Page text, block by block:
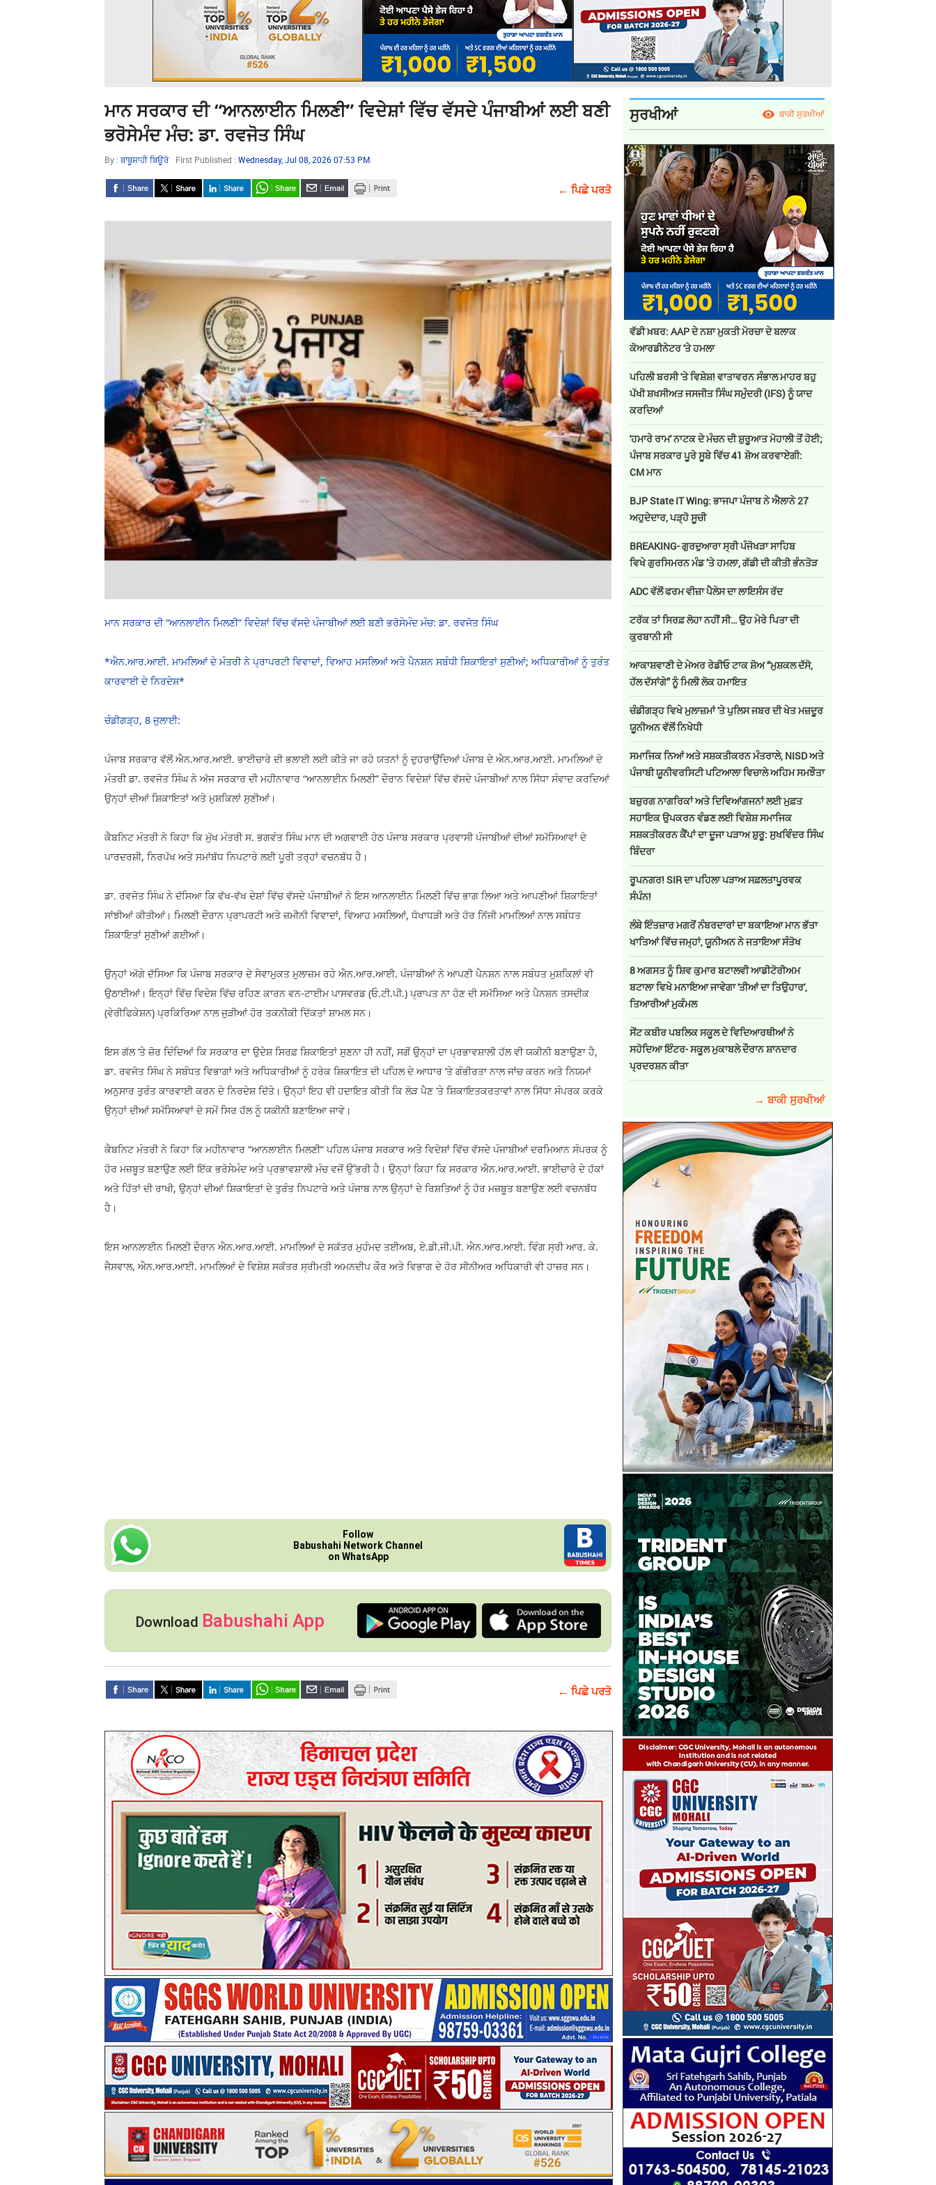
ਮਾਨ ਸਰਕਾਰ ਦੀ “ਆਨਲਾਈਨ ਮਿਲਣੀ” ਵਿਦੇਸ਼ਾਂ ਵਿੱਚ ਵੱਸਦੇ ਪੰਜਾਬੀਆਂ ਲਈ ਬਣੀ
ਭਰੋਸੇਮੰਦ ਮੰਚ: ਡਾ. ਰਵਜੋਤ ਸਿੰਘ
By : ਬਾਬੂਸ਼ਾਹੀ ਬਿਊਰੋ First Published : Wednesday, Jul 08, 2026 07:53 PM
← ਪਿਛੇ ਪਰਤੋ
ਮਾਨ ਸਰਕਾਰ ਦੀ “ਆਨਲਾਈਨ ਮਿਲਣੀ” ਵਿਦੇਸ਼ਾਂ ਵਿੱਚ ਵੱਸਦੇ ਪੰਜਾਬੀਆਂ ਲਈ ਬਣੀ ਭਰੋਸੇਮੰਦ ਮੰਚ: ਡਾ. ਰਵਜੋਤ ਸਿੰਘ
*ਐਨ.ਆਰ.ਆਈ. ਮਾਮਲਿਆਂ ਦੇ ਮੰਤਰੀ ਨੇ ਪ੍ਰਾਪਰਟੀ ਵਿਵਾਦਾਂ, ਵਿਆਹ ਮਸਲਿਆਂ ਅਤੇ ਪੈਨਸ਼ਨ ਸਬੰਧੀ ਸ਼ਿਕਾਇਤਾਂ ਸੁਣੀਆਂ; ਅਧਿਕਾਰੀਆਂ ਨੂੰ ਤੁਰੰਤ
ਕਾਰਵਾਈ ਦੇ ਨਿਰਦੇਸ਼*
ਚੰਡੀਗੜ੍ਹ, 8 ਜੁਲਾਈ:
ਪੰਜਾਬ ਸਰਕਾਰ ਵੱਲੋਂ ਐਨ.ਆਰ.ਆਈ. ਭਾਈਚਾਰੇ ਦੀ ਭਲਾਈ ਲਈ ਕੀਤੇ ਜਾ ਰਹੇ ਯਤਨਾਂ ਨੂੰ ਦੁਹਰਾਉਂਦਿਆਂ ਪੰਜਾਬ ਦੇ ਐਨ.ਆਰ.ਆਈ. ਮਾਮਲਿਆਂ ਦੇ
ਮੰਤਰੀ ਡਾ. ਰਵਜੋਤ ਸਿੰਘ ਨੇ ਅੱਜ ਸਰਕਾਰ ਦੀ ਮਹੀਨਾਵਾਰ “ਆਨਲਾਈਨ ਮਿਲਣੀ” ਦੌਰਾਨ ਵਿਦੇਸ਼ਾਂ ਵਿੱਚ ਵੱਸਦੇ ਪੰਜਾਬੀਆਂ ਨਾਲ ਸਿੱਧਾ ਸੰਵਾਦ ਕਰਦਿਆਂ
ਉਨ੍ਹਾਂ ਦੀਆਂ ਸ਼ਿਕਾਇਤਾਂ ਅਤੇ ਮੁਸ਼ਕਿਲਾਂ ਸੁਣੀਆਂ।
ਕੈਬਨਿਟ ਮੰਤਰੀ ਨੇ ਕਿਹਾ ਕਿ ਮੁੱਖ ਮੰਤਰੀ ਸ. ਭਗਵੰਤ ਸਿੰਘ ਮਾਨ ਦੀ ਅਗਵਾਈ ਹੇਠ ਪੰਜਾਬ ਸਰਕਾਰ ਪ੍ਰਵਾਸੀ ਪੰਜਾਬੀਆਂ ਦੀਆਂ ਸਮੱਸਿਆਵਾਂ ਦੇ
ਪਾਰਦਰਸ਼ੀ, ਨਿਰਪੱਖ ਅਤੇ ਸਮਾਂਬੱਧ ਨਿਪਟਾਰੇ ਲਈ ਪੂਰੀ ਤਰ੍ਹਾਂ ਵਚਨਬੱਧ ਹੈ।
ਡਾ. ਰਵਜੋਤ ਸਿੰਘ ਨੇ ਦੱਸਿਆ ਕਿ ਵੱਖ-ਵੱਖ ਦੇਸ਼ਾਂ ਵਿੱਚ ਵੱਸਦੇ ਪੰਜਾਬੀਆਂ ਨੇ ਇਸ ਆਨਲਾਈਨ ਮਿਲਣੀ ਵਿੱਚ ਭਾਗ ਲਿਆ ਅਤੇ ਆਪਣੀਆਂ ਸ਼ਿਕਾਇਤਾਂ
ਸਾਂਝੀਆਂ ਕੀਤੀਆਂ। ਮਿਲਣੀ ਦੌਰਾਨ ਪ੍ਰਾਪਰਟੀ ਅਤੇ ਜ਼ਮੀਨੀ ਵਿਵਾਦਾਂ, ਵਿਆਹ ਮਸਲਿਆਂ, ਧੋਖਾਧੜੀ ਅਤੇ ਹੋਰ ਨਿੱਜੀ ਮਾਮਲਿਆਂ ਨਾਲ ਸਬੰਧਤ
ਸ਼ਿਕਾਇਤਾਂ ਸੁਣੀਆਂ ਗਈਆਂ।
ਉਨ੍ਹਾਂ ਅੱਗੇ ਦੱਸਿਆ ਕਿ ਪੰਜਾਬ ਸਰਕਾਰ ਦੇ ਸੇਵਾਮੁਕਤ ਮੁਲਾਜ਼ਮ ਰਹੇ ਐਨ.ਆਰ.ਆਈ. ਪੰਜਾਬੀਆਂ ਨੇ ਆਪਣੀ ਪੈਨਸ਼ਨ ਨਾਲ ਸਬੰਧਤ ਮੁਸ਼ਕਿਲਾਂ ਵੀ
ਉਠਾਈਆਂ। ਇਨ੍ਹਾਂ ਵਿੱਚ ਵਿਦੇਸ਼ ਵਿੱਚ ਰਹਿਣ ਕਾਰਨ ਵਨ-ਟਾਈਮ ਪਾਸਵਰਡ (ਓ.ਟੀ.ਪੀ.) ਪ੍ਰਾਪਤ ਨਾ ਹੋਣ ਦੀ ਸਮੱਸਿਆ ਅਤੇ ਪੈਨਸ਼ਨ ਤਸਦੀਕ
(ਵੇਰੀਫਿਕੇਸ਼ਨ) ਪ੍ਰਕਿਰਿਆ ਨਾਲ ਜੁੜੀਆਂ ਹੋਰ ਤਕਨੀਕੀ ਦਿੱਕਤਾਂ ਸ਼ਾਮਲ ਸਨ।
ਇਸ ਗੱਲ ’ਤੇ ਜ਼ੋਰ ਦਿੰਦਿਆਂ ਕਿ ਸਰਕਾਰ ਦਾ ਉਦੇਸ਼ ਸਿਰਫ਼ ਸ਼ਿਕਾਇਤਾਂ ਸੁਣਨਾ ਹੀ ਨਹੀਂ, ਸਗੋਂ ਉਨ੍ਹਾਂ ਦਾ ਪ੍ਰਭਾਵਸ਼ਾਲੀ ਹੱਲ ਵੀ ਯਕੀਨੀ ਬਣਾਉਣਾ ਹੈ,
ਡਾ. ਰਵਜੋਤ ਸਿੰਘ ਨੇ ਸਬੰਧਤ ਵਿਭਾਗਾਂ ਅਤੇ ਅਧਿਕਾਰੀਆਂ ਨੂੰ ਹਰੇਕ ਸ਼ਿਕਾਇਤ ਦੀ ਪਹਿਲ ਦੇ ਆਧਾਰ ’ਤੇ ਗੰਭੀਰਤਾ ਨਾਲ ਜਾਂਚ ਕਰਨ ਅਤੇ ਨਿਯਮਾਂ
ਅਨੁਸਾਰ ਤੁਰੰਤ ਕਾਰਵਾਈ ਕਰਨ ਦੇ ਨਿਰਦੇਸ਼ ਦਿੱਤੇ। ਉਨ੍ਹਾਂ ਇਹ ਵੀ ਹਦਾਇਤ ਕੀਤੀ ਕਿ ਲੋੜ ਪੈਣ ’ਤੇ ਸ਼ਿਕਾਇਤਕਰਤਾਵਾਂ ਨਾਲ ਸਿੱਧਾ ਸੰਪਰਕ ਕਰਕੇ
ਉਨ੍ਹਾਂ ਦੀਆਂ ਸਮੱਸਿਆਵਾਂ ਦੇ ਸਮੇਂ ਸਿਰ ਹੱਲ ਨੂੰ ਯਕੀਨੀ ਬਣਾਇਆ ਜਾਵੇ।
ਕੈਬਨਿਟ ਮੰਤਰੀ ਨੇ ਕਿਹਾ ਕਿ ਮਹੀਨਾਵਾਰ “ਆਨਲਾਈਨ ਮਿਲਣੀ” ਪਹਿਲ ਪੰਜਾਬ ਸਰਕਾਰ ਅਤੇ ਵਿਦੇਸ਼ਾਂ ਵਿੱਚ ਵੱਸਦੇ ਪੰਜਾਬੀਆਂ ਦਰਮਿਆਨ ਸੰਪਰਕ ਨੂੰ
ਹੋਰ ਮਜ਼ਬੂਤ ਬਣਾਉਣ ਲਈ ਇੱਕ ਭਰੋਸੇਮੰਦ ਅਤੇ ਪ੍ਰਭਾਵਸ਼ਾਲੀ ਮੰਚ ਵਜੋਂ ਉੱਭਰੀ ਹੈ। ਉਨ੍ਹਾਂ ਕਿਹਾ ਕਿ ਸਰਕਾਰ ਐਨ.ਆਰ.ਆਈ. ਭਾਈਚਾਰੇ ਦੇ ਹੱਕਾਂ
ਅਤੇ ਹਿੱਤਾਂ ਦੀ ਰਾਖੀ, ਉਨ੍ਹਾਂ ਦੀਆਂ ਸ਼ਿਕਾਇਤਾਂ ਦੇ ਤੁਰੰਤ ਨਿਪਟਾਰੇ ਅਤੇ ਪੰਜਾਬ ਨਾਲ ਉਨ੍ਹਾਂ ਦੇ ਰਿਸ਼ਤਿਆਂ ਨੂੰ ਹੋਰ ਮਜ਼ਬੂਤ ਬਣਾਉਣ ਲਈ ਵਚਨਬੱਧ
ਹੈ।
ਇਸ ਆਨਲਾਈਨ ਮਿਲਣੀ ਦੌਰਾਨ ਐਨ.ਆਰ.ਆਈ. ਮਾਮਲਿਆਂ ਦੇ ਸਕੱਤਰ ਮੁਹੰਮਦ ਤਈਅਬ, ਏ.ਡੀ.ਜੀ.ਪੀ. ਐਨ.ਆਰ.ਆਈ. ਵਿੰਗ ਸ੍ਰੀ ਆਰ. ਕੇ.
ਜੈਸਵਾਲ, ਐਨ.ਆਰ.ਆਈ. ਮਾਮਲਿਆਂ ਦੇ ਵਿਸ਼ੇਸ਼ ਸਕੱਤਰ ਸ੍ਰੀਮਤੀ ਅਮਨਦੀਪ ਕੌਰ ਅਤੇ ਵਿਭਾਗ ਦੇ ਹੋਰ ਸੀਨੀਅਰ ਅਧਿਕਾਰੀ ਵੀ ਹਾਜ਼ਰ ਸਨ।
Follow
Babushahi Network Channel
on WhatsApp
Download Babushahi App
← ਪਿਛੇ ਪਰਤੋ
ਸੁਰਖੀਆਂ ਬਾਕੀ ਸੁਰਖੀਆਂ
ਵੱਡੀ ਖ਼ਬਰ: AAP ਦੇ ਨਸ਼ਾ ਮੁਕਤੀ ਮੋਰਚਾ ਦੇ ਬਲਾਕ
ਕੋਆਰਡੀਨੇਟਰ 'ਤੇ ਹਮਲਾ
ਪਹਿਲੀ ਬਰਸੀ 'ਤੇ ਵਿਸ਼ੇਸ਼! ਵਾਤਾਵਰਨ ਸੰਭਾਲ ਮਾਹਰ ਬਹੁ
ਪੱਖੀ ਸ਼ਖਸੀਅਤ ਜਸਜੀਤ ਸਿੰਘ ਸਮੁੰਦਰੀ (IFS) ਨੂੰ ਯਾਦ
ਕਰਦਿਆਂ
'ਹਮਾਰੇ ਰਾਮ' ਨਾਟਕ ਦੇ ਮੰਚਨ ਦੀ ਸ਼ੁਰੂਆਤ ਮੋਹਾਲੀ ਤੋਂ ਹੋਈ;
ਪੰਜਾਬ ਸਰਕਾਰ ਪੂਰੇ ਸੂਬੇ ਵਿੱਚ 41 ਸ਼ੋਅ ਕਰਵਾਏਗੀ:
CM ਮਾਨ
BJP State IT Wing: ਭਾਜਪਾ ਪੰਜਾਬ ਨੇ ਐਲਾਨੇ 27
ਅਹੁਦੇਦਾਰ, ਪੜ੍ਹੋ ਸੂਚੀ
BREAKING- ਗੁਰਦੁਆਰਾ ਸ੍ਰੀ ਪੰਜੋਖੜਾ ਸਾਹਿਬ
ਵਿਖੇ ਗੁਰਸਿਮਰਨ ਮੰਡ ’ਤੇ ਹਮਲਾ, ਗੱਡੀ ਦੀ ਕੀਤੀ ਭੰਨਤੋੜ
ADC ਵੱਲੋਂ ਫਰਮ ਵੀਜ਼ਾ ਪੈਲੇਸ ਦਾ ਲਾਇਸੰਸ ਰੱਦ
ਟਰੱਕ ਤਾਂ ਸਿਰਫ਼ ਲੋਹਾ ਨਹੀਂ ਸੀ… ਉਹ ਮੇਰੇ ਪਿਤਾ ਦੀ
ਕੁਰਬਾਨੀ ਸੀ
ਆਕਾਸ਼ਵਾਣੀ ਦੇ ਮੇਅਰ ਰੇਡੀਓ ਟਾਕ ਸ਼ੋਅ “ਮੁਸ਼ਕਲ ਦੱਸੋ,
ਹੱਲ ਦੱਸਾਂਗੇ” ਨੂੰ ਮਿਲੀ ਲੋਕ ਹਮਾਇਤ
ਚੰਡੀਗੜ੍ਹ ਵਿਖੇ ਮੁਲਾਜ਼ਮਾਂ 'ਤੇ ਪੁਲਿਸ ਜਬਰ ਦੀ ਖੇਤ ਮਜ਼ਦੂਰ
ਯੂਨੀਅਨ ਵੱਲੋਂ ਨਿਖੇਧੀ
ਸਮਾਜਿਕ ਨਿਆਂ ਅਤੇ ਸਸ਼ਕਤੀਕਰਨ ਮੰਤਰਾਲੇ, NISD ਅਤੇ
ਪੰਜਾਬੀ ਯੂਨੀਵਰਸਿਟੀ ਪਟਿਆਲਾ ਵਿਚਾਲੇ ਅਹਿਮ ਸਮਝੌਤਾ
ਬਜ਼ੁਰਗ ਨਾਗਰਿਕਾਂ ਅਤੇ ਦਿਵਿਆਂਗਜਨਾਂ ਲਈ ਮੁਫ਼ਤ
ਸਹਾਇਕ ਉਪਕਰਨ ਵੰਡਣ ਲਈ ਵਿਸ਼ੇਸ਼ ਸਮਾਜਿਕ
ਸਸ਼ਕਤੀਕਰਨ ਕੈਂਪਾਂ ਦਾ ਦੂਜਾ ਪੜਾਅ ਸ਼ੁਰੂ: ਸੁਖਵਿੰਦਰ ਸਿੰਘ
ਬਿੰਦਰਾ
ਰੂਪਨਗਰ! SIR ਦਾ ਪਹਿਲਾ ਪੜਾਅ ਸਫ਼ਲਤਾਪੂਰਵਕ
ਸੰਪੰਨ!
ਲੰਬੇ ਇੰਤਜ਼ਾਰ ਮਗਰੋਂ ਨੰਬਰਦਾਰਾਂ ਦਾ ਬਕਾਇਆ ਮਾਨ ਭੱਤਾ
ਖਾਤਿਆਂ ਵਿੱਚ ਜਮ੍ਹਾਂ, ਯੂਨੀਅਨ ਨੇ ਜਤਾਇਆ ਸੰਤੋਖ
8 ਅਗਸਤ ਨੂੰ ਸ਼ਿਵ ਕੁਮਾਰ ਬਟਾਲਵੀ ਆਡੀਟੋਰੀਅਮ
ਬਟਾਲਾ ਵਿਖੇ ਮਨਾਇਆ ਜਾਵੇਗਾ 'ਤੀਆਂ ਦਾ ਤਿਉਹਾਰ',
ਤਿਆਰੀਆਂ ਮੁਕੰਮਲ
ਸੇਂਟ ਕਬੀਰ ਪਬਲਿਕ ਸਕੂਲ ਦੇ ਵਿਦਿਆਰਥੀਆਂ ਨੇ
ਸਹੋਦਿਆ ਇੰਟਰ- ਸਕੂਲ ਮੁਕਾਬਲੇ ਦੌਰਾਨ ਸ਼ਾਨਦਾਰ
ਪ੍ਰਦਰਸ਼ਨ ਕੀਤਾ
→ ਬਾਕੀ ਸੁਰਖੀਆਂ